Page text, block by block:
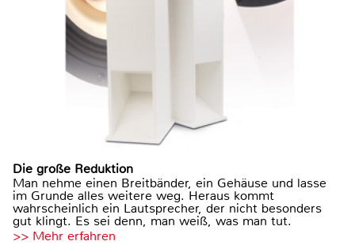
Die große Reduktion
Man nehme einen Breitbänder, ein Gehäuse und lasse
im Grunde alles weitere weg. Heraus kommt
wahrscheinlich ein Lautsprecher, der nicht besonders
gut klingt. Es sei denn, man weiß, was man tut.
>> Mehr erfahren